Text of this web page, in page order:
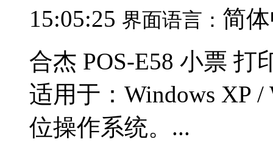
15:05:25 界面语言： 简
合杰 POS-E58 小票 打
适用于：Windows XP /
位操作系统。...